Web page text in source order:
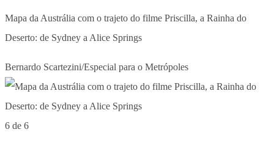
Mapa da Austrália com o trajeto do filme Priscilla, a Rainha do
Deserto: de Sydney a Alice Springs
Bernardo Scartezini/Especial para o Metrópoles
6 de 6